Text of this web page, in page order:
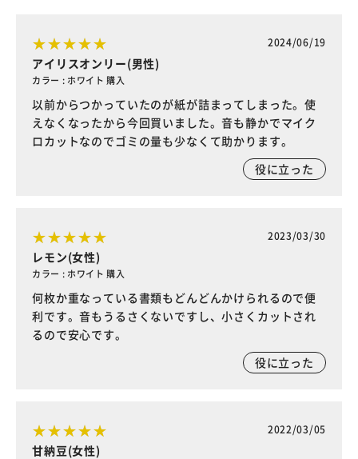
2024/06/19
アイリスオンリー(男性)
カラー : ホワイト 購入
以前からつかっていたのが紙が詰まってしまった。使
えなくなったから今回買いました。音も静かでマイク
ロカットなのでゴミの量も少なくて助かります。
役に立った
2023/03/30
レモン(女性)
カラー : ホワイト 購入
何枚か重なっている書類もどんどんかけられるので便
利です。音もうるさくないですし、小さくカットされ
るので安心です。
役に立った
2022/03/05
甘納豆(女性)